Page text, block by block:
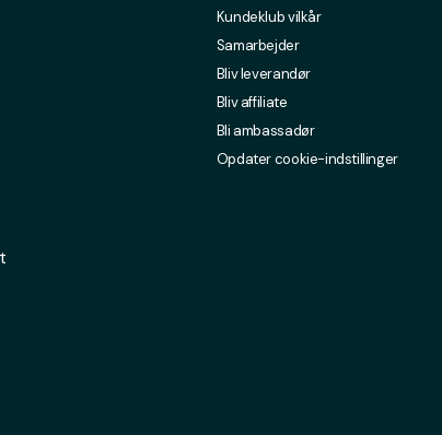
Kundeklub vilkår
Samarbejder
Bliv leverandør
Bliv affiliate
Bli ambassadør
Opdater cookie-indstillinger